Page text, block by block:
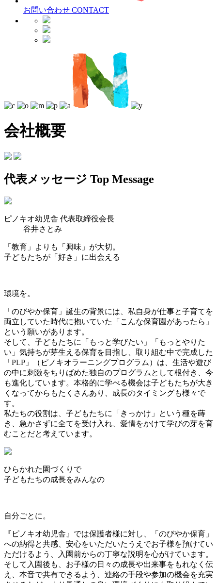
お問い合わせ CONTACT
会社概要
代表メッセージ Top Message
ピノキオ幼児舎 代表取締役会長
谷井さとみ
「教育」よりも「興味」が大切。
子どもたちが「好き」に出会える
環境を。
「のびやか保育」誕生の背景には、私自身が仕事と子育てを
両立していた時代に抱いていた「こんな保育園があったら」
という願いがあります。
そして、子どもたちに「もっと学びたい」「もっとやりた
い」気持ちが芽生える保育を目指し、取り組む中で完成した
「PLP」（ピノキオラーニングプログラム）は、生活や遊び
の中に刺激をちりばめた独自のプログラムとして根付き、今
も進化しています。本格的に学べる機会は子どもたちが大き
くなってからもたくさんあり、成長のタイミングも様々で
す。
私たちの役割は、子どもたちに「きっかけ」という種を蒔
き、急かさずに全てを受け入れ、愛情をかけて学びの芽を育
むことだと考えています。
ひらかれた園づくりで
子どもたちの成長をみんなの
自分ごとに。
『ピノキオ幼児舎』では保護者様に対し、「のびやか保育」
への納得と共感、安心をいただいたうえでお子様を預けてい
ただけるよう、入園前からの丁寧な説明を心がけています。
そして入園後も、お子様の日々の成長や出来事をもれなく伝
え、本音で共有できるよう、連絡の手段や参加の機会を充実